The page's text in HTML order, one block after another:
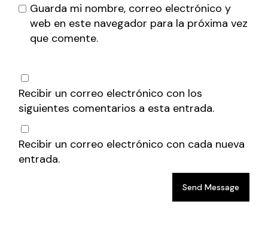
Guarda mi nombre, correo electrónico y
web en este navegador para la próxima vez
que comente.
Recibir un correo electrónico con los
siguientes comentarios a esta entrada.
Recibir un correo electrónico con cada nueva
entrada.
Send Message